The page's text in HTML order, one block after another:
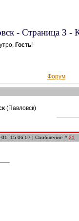
- Страница 3 -
Гость!
Форум
(Павловск)
01, 15:06:07 | Сообщение # 21